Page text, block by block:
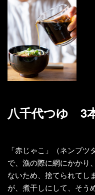
八千代つゆ 3
「赤じゃこ」（ネンブ
で、漁の際に網にかかり
ないため、捨てられてし
が、煮干しにして、そう